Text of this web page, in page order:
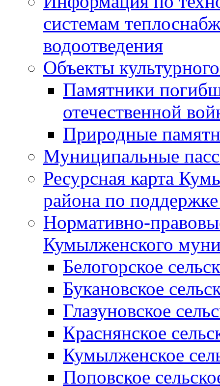
системам
водоотведения
Объекты
Памятники
отечественной
Природные
Муниципальные
Ресурсная карта
района по
Нормативно-
Кумылженского
Белогорское
Букановское
Глазуновское
Краснянское
Кумылженское
Поповское